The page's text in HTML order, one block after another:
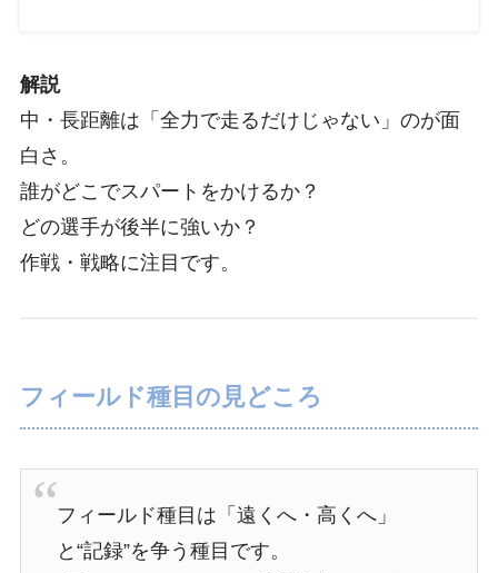
解説
中・長距離は「全力で走るだけじゃない」のが面
白さ。
誰がどこでスパートをかけるか？
どの選手が後半に強いか？
作戦・戦略に注目です。
フィールド種目の見どころ
フィールド種目は「遠くへ・高くへ」
と“記録”を争う種目です。